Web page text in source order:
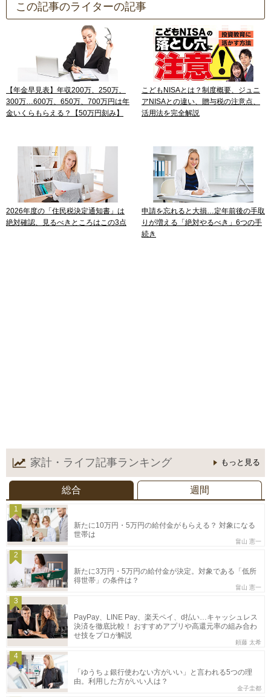
この記事のライターの記事
【年金早見表】年収200万、250万、
300万…600万、650万、700万円は年
金いくらもらえる？【50万円刻み】
こどもNISAとは？制度概要、ジュニ
アNISAとの違い、贈与税の注意点、
活用法を完全解説
2026年度の「住民税決定通知書」は
絶対確認、見るべきところはこの3点
申請を忘れると大損…定年前後の手取
りが増える「絶対やるべき」6つの手
続き
家計・ライフ記事ランキング もっと見る
総合 週間
1
新たに10万円・5万円の給付金がもらえる？ 対象になる
世帯は
畠山 憲一
2
新たに3万円・5万円の給付金が決定。対象である「低所
得世帯」の条件は？
畠山 憲一
3
PayPay、LINE Pay、楽天ペイ、d払い…キャッシュレス
決済を徹底比較！ おすすめアプリや高還元率の組み合わ
せ技をプロが解説
頼藤 太希
4
「ゆうちょ銀行使わない方がいい」と言われる5つの理
由。利用した方がいい人は？
金子圭都